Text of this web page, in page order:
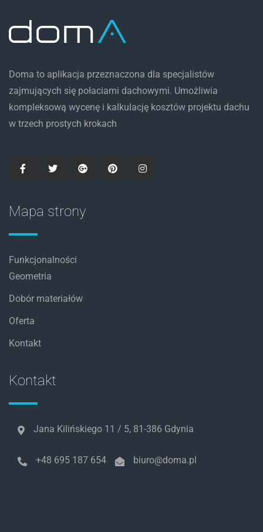
Doma to aplikacja przeznaczona dla specjalistów
zajmujących się połaciami dachowymi. Umożliwia
kompleksową wycenę i kalkulację kosztów projektu dachu
w trzech prostych krokach
Mapa strony
Funkcjonalności
Geometria
Dobór materiałów
Oferta
Kontakt
Kontakt
Jana Kilińskiego 11 / 5, 81-386 Gdynia
+48 695 187 654 biuro@doma.pl